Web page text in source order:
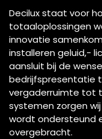
Decilux staat voor
totaaloplossingen
innovatie
installeren geluid,-
aansluit bij de
bedrijfspresentatie
vergaderruimte tot
systemen zorgen
wordt ondersteund
overgebracht.